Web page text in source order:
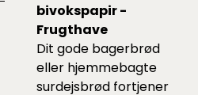
bivokspapir -
Frugthave
Dit gode bagerbrød
eller hjemmebagte
surdejsbrød fortjener